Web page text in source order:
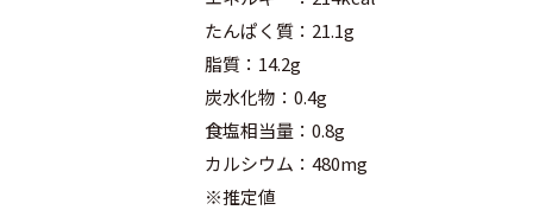
たんぱく質：21.1g
脂質：14.2g
炭水化物：0.4g
食塩相当量：0.8g
カルシウム：480mg
※推定値